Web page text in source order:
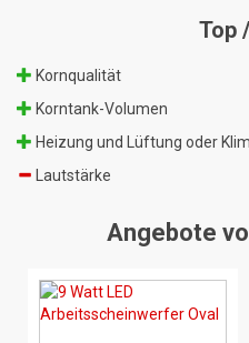
Top
Kornqualität
Korntank-Volumen
Heizung und Lüftung oder
Lautstärke
Angebote